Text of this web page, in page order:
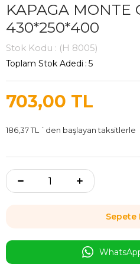
KAPAGA MONTE
430*250*400
Stok Kodu (H 8005)
Toplam Stok Adedi : 5
703,00 TL
186,37 TL `den başlayan taksitlerle